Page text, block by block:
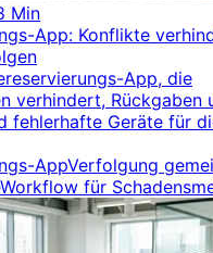
Min
App: Konflikte
App, die
verhindert, Rückgaben
fehlerhafte Geräte für
AppVerfolgung
Workflow für